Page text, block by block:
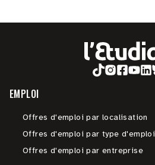
EMPLOI
Offres d'emploi par localisation
Offres d'emploi par type d'emploi
Offres d'emploi par entreprise